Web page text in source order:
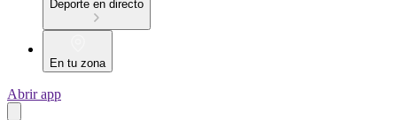
Deporte en directo
En tu zona
Abrir app